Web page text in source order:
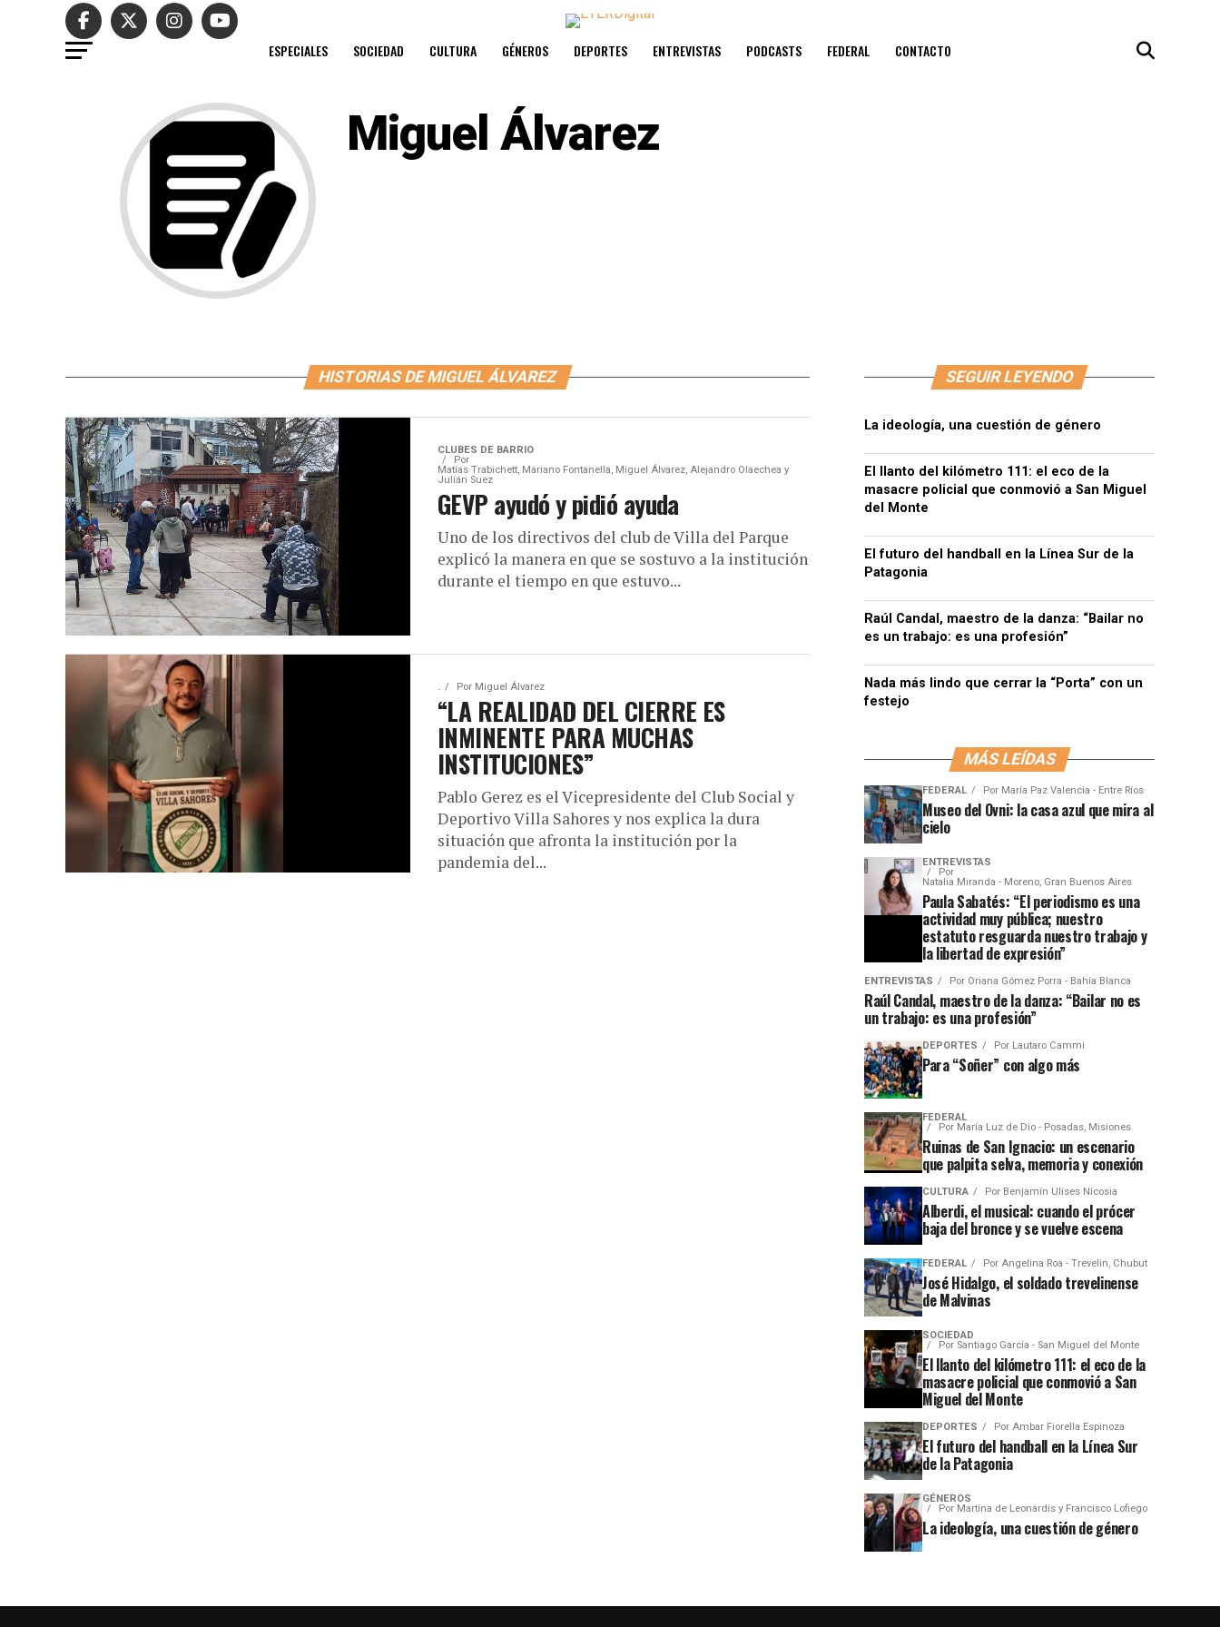
ESPECIALES SOCIEDAD CULTURA GÉNEROS DEPORTES ENTREVISTAS PODCASTS FEDERAL CONTACTO
Miguel Álvarez
HISTORIAS DE MIGUEL ÁLVAREZ
CLUBES DE BARRIO
Por
Matías Trabichett, Mariano Fontanella, Miguel Álvarez, Alejandro Olaechea y
Julián Suez
GEVP ayudó y pidió ayuda
Uno de los directivos del club de Villa del Parque
explicó la manera en que se sostuvo a la institución
durante el tiempo en que estuvo...
. Por Miguel Álvarez
“LA REALIDAD DEL CIERRE ES
INMINENTE PARA MUCHAS
INSTITUCIONES”
Pablo Gerez es el Vicepresidente del Club Social y
Deportivo Villa Sahores y nos explica la dura
situación que afronta la institución por la
pandemia del...
SEGUIR LEYENDO
La ideología, una cuestión de género
El llanto del kilómetro 111: el eco de la
masacre policial que conmovió a San Miguel
del Monte
El futuro del handball en la Línea Sur de la
Patagonia
Raúl Candal, maestro de la danza: “Bailar no
es un trabajo: es una profesión”
Nada más lindo que cerrar la “Porta” con un
festejo
MÁS LEÍDAS
FEDERAL Por María Paz Valencia - Entre Ríos
Museo del Ovni: la casa azul que mira al
cielo
ENTREVISTAS
Por
Natalia Miranda - Moreno, Gran Buenos Aires
Paula Sabatés: “El periodismo es una
actividad muy pública; nuestro
estatuto resguarda nuestro trabajo y
la libertad de expresión”
ENTREVISTAS Por Oriana Gómez Porra - Bahía Blanca
Raúl Candal, maestro de la danza: “Bailar no es
un trabajo: es una profesión”
DEPORTES Por Lautaro Cammi
Para “Soñer” con algo más
FEDERAL
Por María Luz de Dio - Posadas, Misiones
Ruinas de San Ignacio: un escenario
que palpita selva, memoria y conexión
CULTURA Por Benjamín Ulises Nicosia
Alberdi, el musical: cuando el prócer
baja del bronce y se vuelve escena
FEDERAL Por Angelina Roa - Trevelin, Chubut
José Hidalgo, el soldado trevelinense
de Malvinas
SOCIEDAD
Por Santiago García - San Miguel del Monte
El llanto del kilómetro 111: el eco de la
masacre policial que conmovió a San
Miguel del Monte
DEPORTES Por Ambar Fiorella Espinoza
El futuro del handball en la Línea Sur
de la Patagonia
GÉNEROS
Por Martína de Leonardis y Francisco Lofiego
La ideología, una cuestión de género